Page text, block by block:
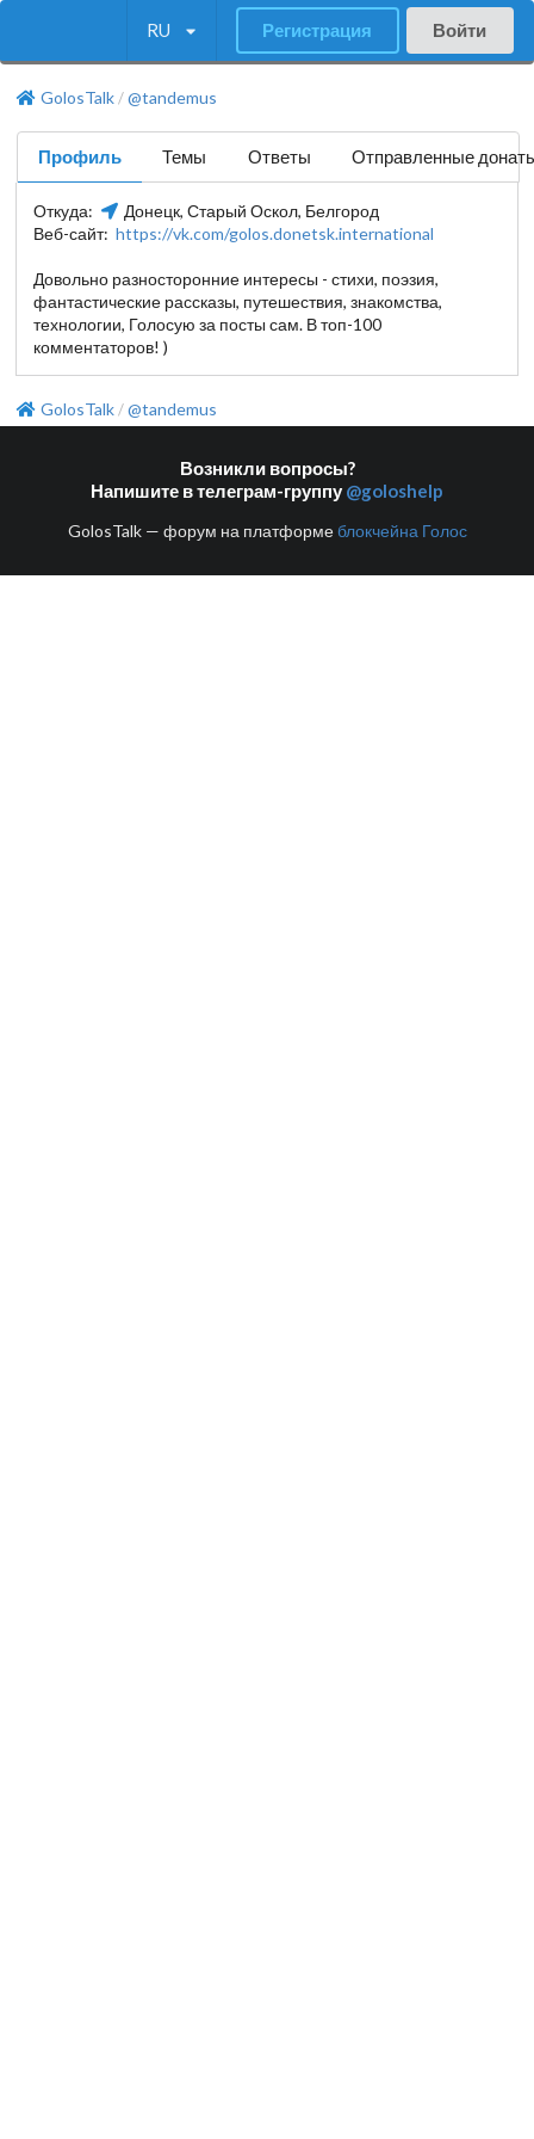
RU Регистрация Войти
GolosTalk/@tandemus
Профиль Темы Ответы Отправленные
Откуда:
Донецк, Старый Оскол, Белгород
Веб-сайт: https://vk.com/golos.donetsk.international
Довольно разносторонние интересы - стихи, поэзия,
фантастические рассказы, путешествия, знакомства,
технологии, Голосую за посты сам. В топ-100
комментаторов! )
GolosTalk/@tandemus
Возникли вопросы?
Напишите в телеграм-группу @goloshelp
GolosTalk — форум на платформеблокчейна Голос